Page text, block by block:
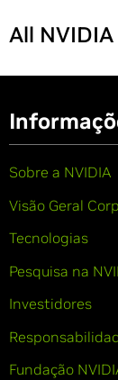
All
Sobre a NVIDIA
Visão Geral
Tecnologias
Pesquisa na
Investidores
Fundação